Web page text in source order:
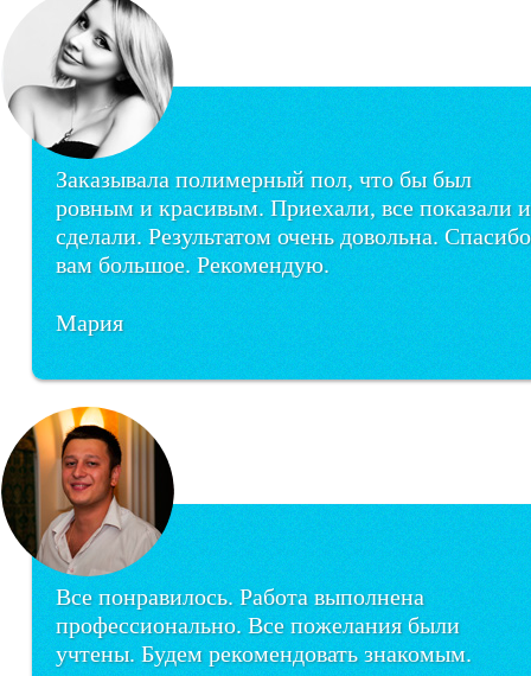
Заказывала полимерный пол, что бы был
ровным и красивым. Приехали, все показали и
сделали. Результатом очень довольна. Спасибо
вам большое. Рекомендую.
Мария
Все понравилось. Работа выполнена
профессионально. Все пожелания были
учтены. Будем рекомендовать знакомым.